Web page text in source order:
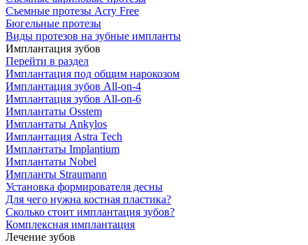
Съемные протезы Acry Free
Бюгельные протезы
Виды протезов на зубные импланты
Имплантация зубов
Перейти в раздел
Имплантация под общим нарокозом
Имплантация зубов All-on-4
Имплантация зубов All-on-6
Имплантаты Osstem
Имплантаты Ankylos
Имплантация Astra Tech
Имплантаты Implantium
Имплантаты Nobel
Импланты Straumann
Установка формирователя десны
Для чего нужна костная пластика?
Сколько стоит имплантация зубов?
Комплексная имплантация
Лечение зубов